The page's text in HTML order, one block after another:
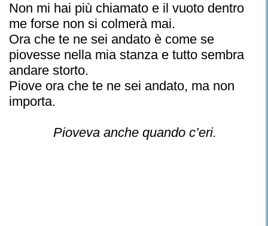
Non mi hai più chiamato e il vuoto dentro
me forse non si colmerà mai.
Ora che te ne sei andato è come se
piovesse nella mia stanza e tutto sembra
andare storto.
Piove ora che te ne sei andato, ma non
importa.
Pioveva anche quando c’eri.